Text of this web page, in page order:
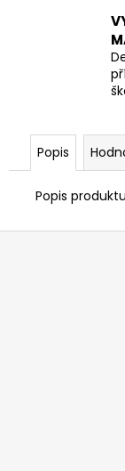
Popis
Popis